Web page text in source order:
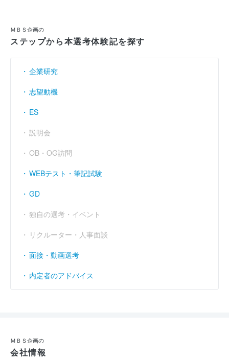
ＭＢＳ企画の
ステップから本選考体験記を探す
企業研究
志望動機
ES
説明会
OB・OG訪問
WEBテスト・筆記試験
GD
独自の選考・イベント
リクルーター・人事面談
面接・動画選考
内定者のアドバイス
ＭＢＳ企画の
会社情報